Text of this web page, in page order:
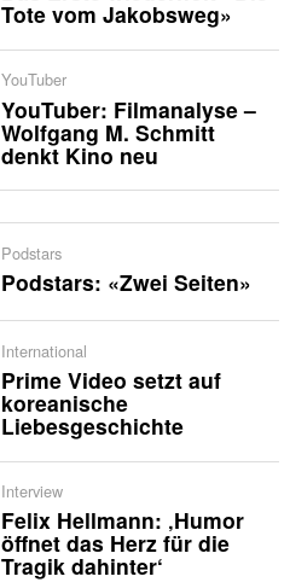
Tote vom Jakobsweg»
YouTuber
YouTuber: Filmanalyse –
Wolfgang M. Schmitt
denkt Kino neu
Podstars
Podstars: «Zwei Seiten»
International
Prime Video setzt auf
koreanische
Liebesgeschichte
Interview
Felix Hellmann: ‚Humor
öffnet das Herz für die
Tragik dahinter‘